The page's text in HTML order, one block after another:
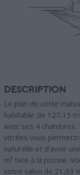
DESCRIPTION
Le plan de cette
habitable de 127,15
avec ses 4
vitrées vous
naturelle et d’avoir
m² face à la piscine.
votre salon de 21,83